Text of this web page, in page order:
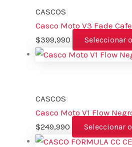
CASCOS
Casco Moto V3 Fade
$399,990 Seleccionar
CASCOS
Casco Moto V1 Flow
$249,990 Seleccionar